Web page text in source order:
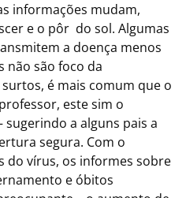
informações mudam,
e o pôr do sol. Algumas
a doença menos
não são foco da
é mais comum que o
este sim o
a alguns pais a
segura. Com o
do vírus, os informes sobre
e óbitos